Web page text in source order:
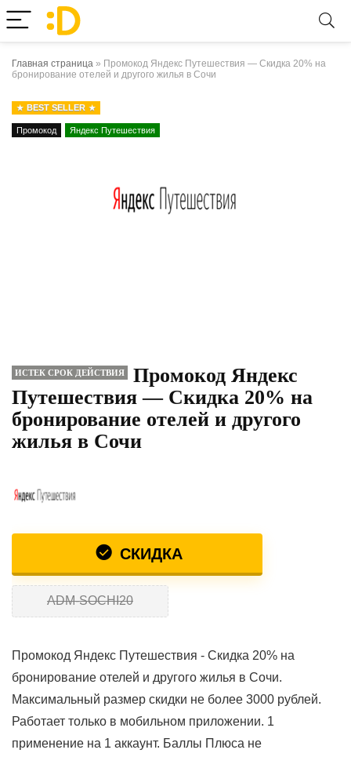
Главная страница » Промокод Яндекс Путешествия — Скидка 20% на
бронирование отелей и другого жилья в Сочи
BEST SELLER
Промокод Яндекс Путешествия
ИСТЕК СРОК ДЕЙСТВИЯ
Промокод Яндекс
Путешествия — Скидка 20% на
бронирование отелей и другого
жилья в Сочи
СКИДКА
ADM-SOCHI20
Промокод Яндекс Путешествия - Скидка 20% на
бронирование отелей и другого жилья в Сочи.
Максимальный размер скидки не более 3000 рублей.
Работает только в мобильном приложении. 1
применение на 1 аккаунт. Баллы Плюса не